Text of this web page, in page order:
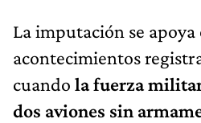
La imputación se apoya
acontecimientos
cuando la fuerza
dos aviones sin